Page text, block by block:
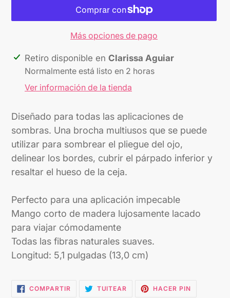
Más opciones de pago
Agregando
producto
carrito
Retiro disponible en Clarissa Aguiar
Normalmente está listo en 2 horas
Ver información de la tienda
Diseñado para todas las aplicaciones de
sombras. Una brocha multiusos que se puede
utilizar para sombrear el pliegue del ojo,
delinear los bordes, cubrir el párpado inferior y
resaltar el hueso de la ceja.
Perfecto para una aplicación impecable
Mango corto de madera lujosamente lacado
para viajar cómodamente
Todas las fibras naturales suaves.
Longitud: 5,1 pulgadas (13,0 cm)
COMPARTIRCOMPARTIR
EN
TUITEAR TUITEARHACER PINPINEAR
EN